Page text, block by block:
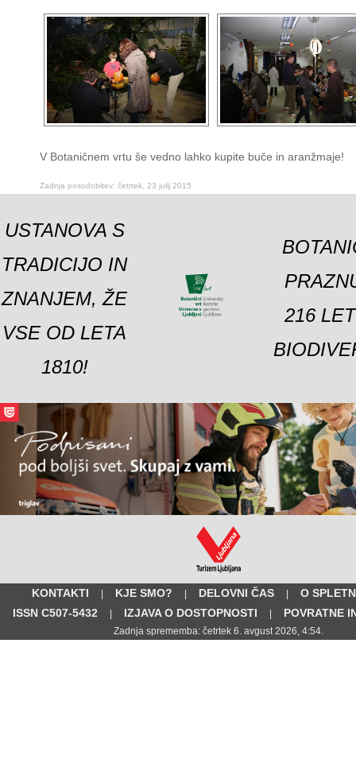
V Botaničnem vrtu še vedno lahko kupite buče in aranžmaje!
Zadnja posodobitev: četrtek, 23 julij 2015
USTANOVA S
TRADICIJO IN
ZNANJEM, ŽE
VSE OD LETA
1810!
216
KONTAKTI KJE SMO? DELOVNI ČAS
O
ISSN C507-5432
IZJAVA O DOSTOPNOSTI POVRATNE
Zadnja sprememba: četrtek 6. avgust 2026, 4:54.